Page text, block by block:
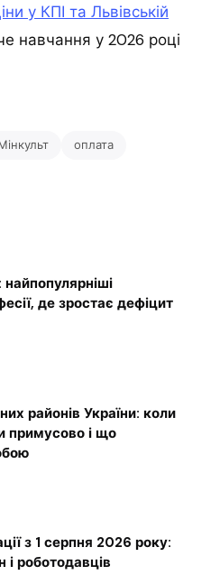
у КПІ та Львівській
навчання у 2026 році
оплата
де зростає дефіцит
районів України: коли
примусово і що
з 1 серпня 2026 року:
роботодавців